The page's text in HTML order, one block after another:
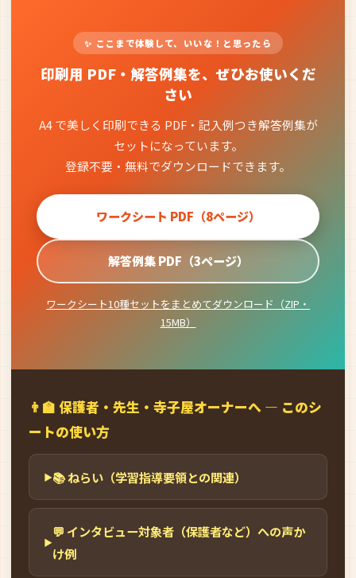
✨ ここまで体験して、いいな！と思ったら
印刷用 PDF・解答例集を、ぜひお使いくだ
さい
A4 で美しく印刷できる PDF・記入例つき解答例集が
セットになっています。
登録不要・無料でダウンロードできます。
ワークシート PDF（8ページ）
解答例集 PDF（3ページ）
ワークシート10種セットをまとめてダウンロード（ZIP・
15MB）
👨‍🏫 保護者・先生・寺子屋オーナーへ — このシ
ートの使い方
📚 ねらい（学習指導要領との関連）
💬 インタビュー対象者（保護者など）への声か
け例